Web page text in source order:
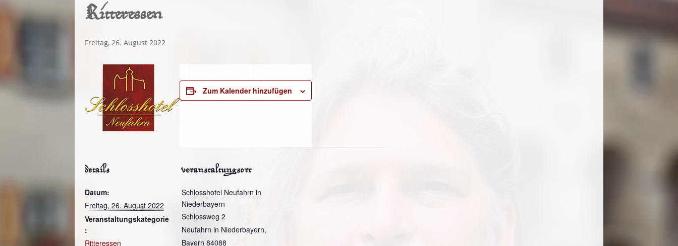
Ritteressen
Freitag, 26. August 2022
Zum Kalender hinzufügen
details
Datum:
Freitag, 26. August 2022
Veranstaltungskategorie
:
Ritteressen
veranstaltungsort
Schlosshotel Neufahrn in
Niederbayern
Schlossweg 2
Neufahrn in Niederbayern,
Bayern 84088